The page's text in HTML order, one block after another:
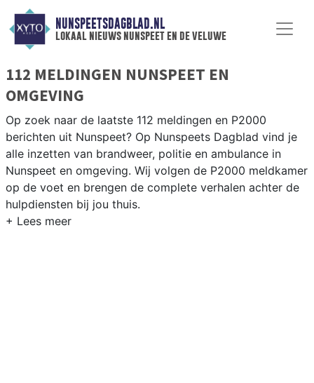
NUNSPEETSDAGBLAD.NL
lokaal nieuws nunspeet en de veluwe
112 MELDINGEN NUNSPEET EN
OMGEVING
Op zoek naar de laatste 112 meldingen en P2000
berichten uit Nunspeet? Op Nunspeets Dagblad vind je
alle inzetten van brandweer, politie en ambulance in
Nunspeet en omgeving. Wij volgen de P2000 meldkamer
op de voet en brengen de complete verhalen achter de
hulpdiensten bij jou thuis.